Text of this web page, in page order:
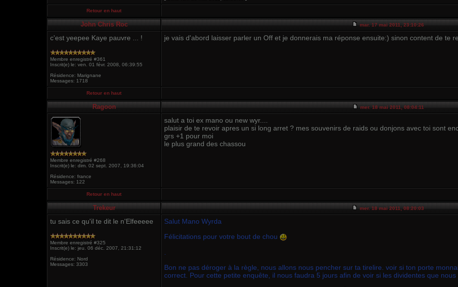
Retour en haut
John Chris Roc mar. 17 mai 2011, 23:10:26
c'est yeepee Kaye pauvre ... !
Membre enregistré #361
Inscrit(e) le: ven. 01 févr. 2008, 06:39:55
Résidence: Marignane
Messages: 1718
je vais d'abord laisser parler un Off et je donnerais ma réponse ensuite:) sinon content de te
Retour en haut
Ragoon mer. 18 mai 2011, 08:04:11
Membre enregistré #268
Inscrit(e) le: dim. 02 sept. 2007, 19:36:04
Résidence: france
Messages: 122
salut a toi ex mano ou new wyr....
plaisir de te revoir apres un si long arret ? mes souvenirs de raids ou donjons avec toi sont
grs +1 pour moi
le plus grand des chassou
Retour en haut
Trekeur mer. 18 mai 2011, 08:20:03
tu sais ce qu'il te dit le n'Elfeeeee
Membre enregistré #325
Inscrit(e) le: jeu. 06 déc. 2007, 21:31:12
Résidence: Nord
Messages: 3303
Salut Mano Wyrda
Félicitations pour votre bout de chou
Bon ne pas déroger à la règle, nous allons nous pencher sur ta tirelire. voir si ton porte
correct. Pour cette petite enquête, il nous faudra 5 jours afin de voir si les dividentes que